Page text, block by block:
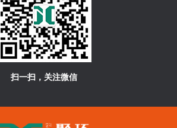
扫一扫，关注微信